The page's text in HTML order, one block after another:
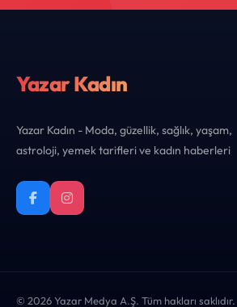
Yazar Kadın
Yazar Kadın - Moda, güzellik, sağlık, yaşam,
astroloji, yemek tarifleri ve kadın haberleri
© 2026 Yazar Medya A.Ş. Tüm hakları saklıdır.